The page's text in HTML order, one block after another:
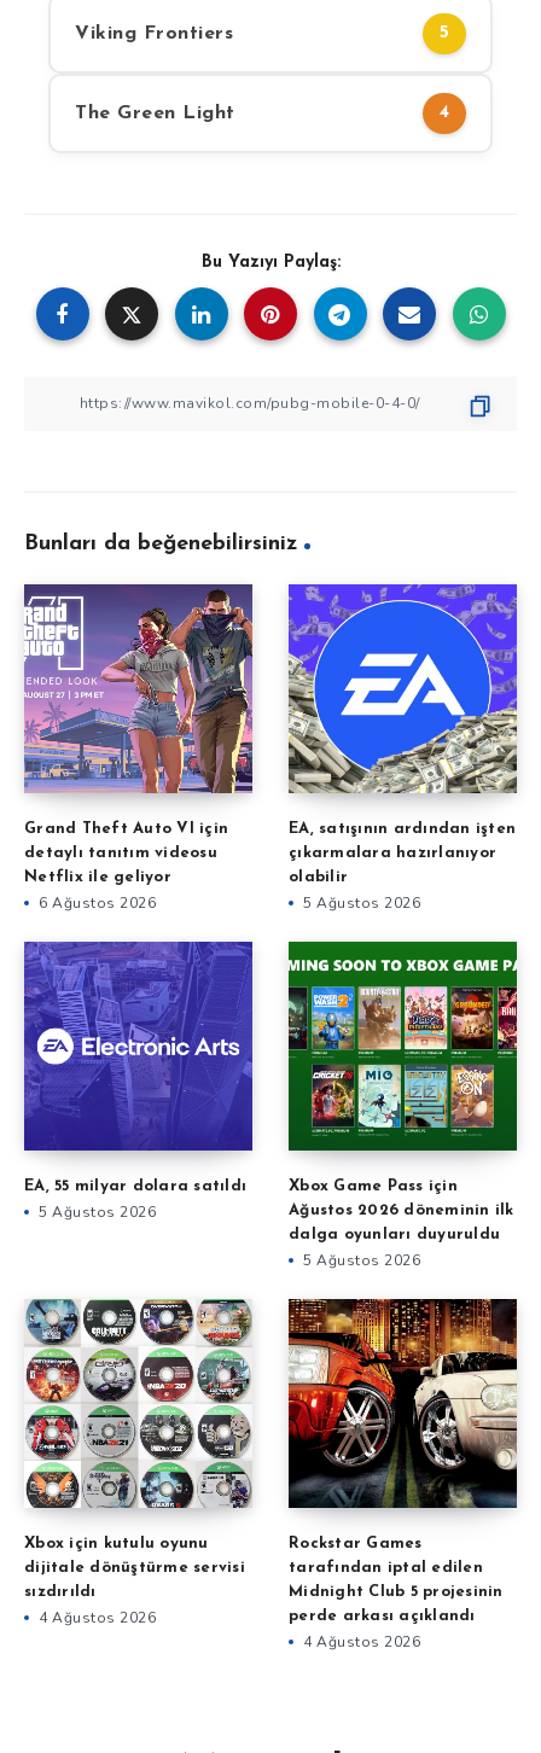
Viking Frontiers 5
The Green Light 4
Bu Yazıyı Paylaş:
Bunları da beğenebilirsiniz
Grand Theft Auto VI için
detaylı tanıtım videosu
Netflix ile geliyor
6 Ağustos 2026
EA, satışının ardından işten
çıkarmalara hazırlanıyor
olabilir
5 Ağustos 2026
EA, 55 milyar dolara satıldı
5 Ağustos 2026
Xbox Game Pass için
Ağustos 2026 döneminin ilk
dalga oyunları duyuruldu
5 Ağustos 2026
Xbox için kutulu oyunu
dijitale dönüştürme servisi
sızdırıldı
4 Ağustos 2026
Rockstar Games
tarafından iptal edilen
Midnight Club 5 projesinin
perde arkası açıklandı
4 Ağustos 2026